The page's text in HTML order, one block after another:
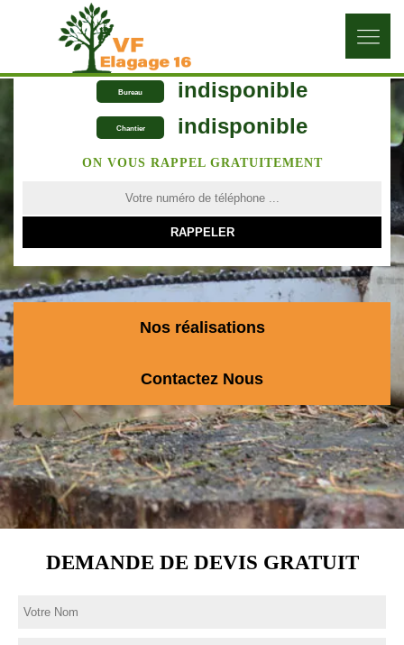
Bureau indisponible
Chantier indisponible
ON VOUS RAPPEL GRATUITEMENT
Nos réalisations
Contactez Nous
DEMANDE DE DEVIS GRATUIT